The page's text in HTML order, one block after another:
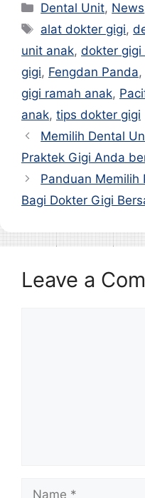
Dental Unit, News
alat dokter gigi,
unit anak, dokter gigi
gigi, Fengdan Panda,
gigi ramah anak,
anak, tips dokter gigi
Memilih Dental
Praktek Gigi Anda
Panduan Memilih
Bagi Dokter Gigi
Leave a